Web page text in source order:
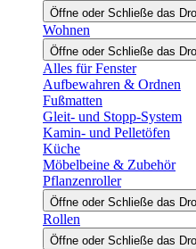
Öffne oder Schließe das
Wohnen
Öffne oder Schließe das
Alles für Fenster
Aufbewahren & Ordnen
Fußmatten
Gleit- und Stopp-System
Kamin- und Pelletöfen
Küche
Möbelbeine & Zubehör
Pflanzenroller
Öffne oder Schließe das
Rollen
Öffne oder Schließe das